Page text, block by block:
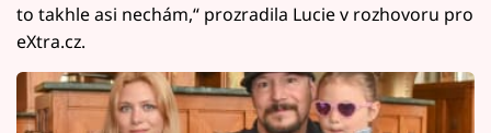
to takhle asi nechám,“ prozradila Lucie v rozhovoru pro
eXtra.cz.